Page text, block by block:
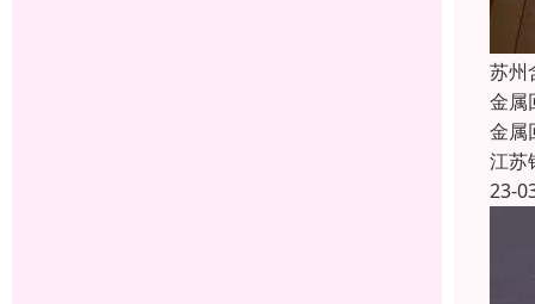
苏州
金属
金属
江苏
23-